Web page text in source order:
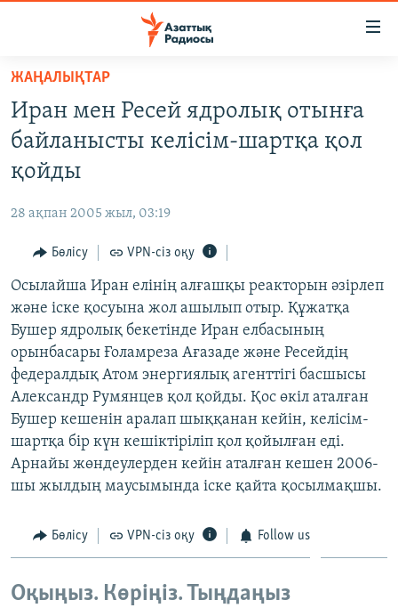
Skip
main
content
to
main
Search
САЯСАТ
AZATTYQTV
АДАМ ҚҰҚЫҚТАРЫ
ӘЛЕУМЕТ
ӘЛЕМ
АРНАЙЫ ЖОБАЛАР
Русский
ЖАЗЫЛЫҢЫЗ
Басқа тілдерде
ЖАҢАЛЫҚТАР
Иран мен Ресей ядролық отынға
байланысты келісім-шартқа қол
қойды
28 ақпан 2005 жыл, 03:19
Бөлісу VPN-сіз оқу
Осылайша Иран елінің алғашқы реакторын әзірлеп
және іске қосуына жол ашылып отыр. Құжатқа
Бушер ядролық бекетінде Иран елбасының
орынбасары Ғоламреза Ағазаде және Ресейдің
федералдық Атом энергиялық агенттігі басшысы
Александр Румянцев қол қойды. Қос өкіл аталған
Бушер кешенін аралап шыққанан кейін, келісім-
шартқа бір күн кешіктіріліп қол қойылған еді.
Арнайы жөндеулерден кейін аталған кешен 2006-
шы жылдың маусымында іске қайта қосылмақшы.
Бөлісу VPN-сіз оқу Follow us
Оқыңыз. Көріңіз. Тыңдаңыз